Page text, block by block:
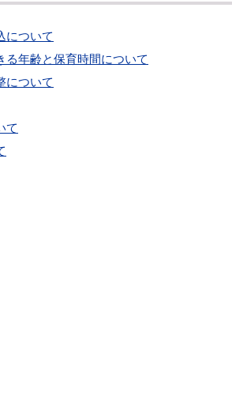
について
る年齢と保育時間について
について
て